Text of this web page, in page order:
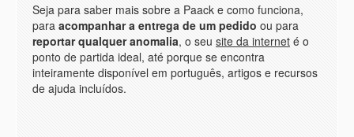
Seja para saber mais sobre a Paack e como funciona,
para acompanhar a entrega de um pedido ou para
reportar qualquer anomalia, o seu site da internet é o
ponto de partida ideal, até porque se encontra
inteiramente disponível em português, artigos e recursos
de ajuda incluídos.